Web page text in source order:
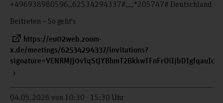
+496938980596,,62534294337#,,,,*205747# Deutschland
Beitreten – So geht's
https://eu02web.zoom-
x.de/meetings/62534294337/invitations?
signature=VENRMJJ0vTqStJYBhmT2BkkwTFnFrOiIjbDIgfqauIc
04.05.2026 von 10:30 - 15:30 Uhr